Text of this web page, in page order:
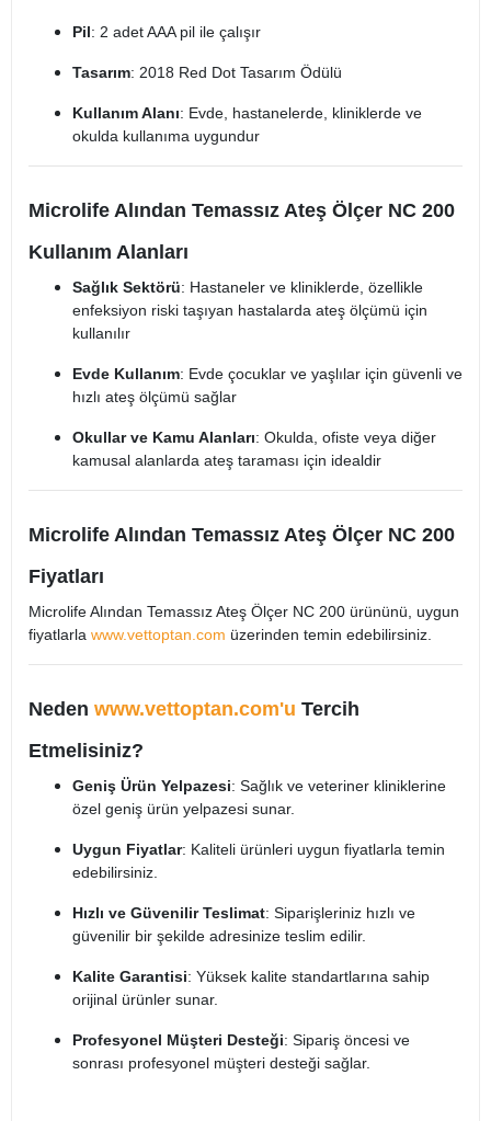
Pil: 2 adet AAA pil ile çalışır
Tasarım: 2018 Red Dot Tasarım Ödülü
Kullanım Alanı: Evde, hastanelerde, kliniklerde ve
okulda kullanıma uygundur
Microlife Alından Temassız Ateş Ölçer NC 200
Kullanım Alanları
Sağlık Sektörü: Hastaneler ve kliniklerde, özellikle
enfeksiyon riski taşıyan hastalarda ateş ölçümü için
kullanılır
Evde Kullanım: Evde çocuklar ve yaşlılar için güvenli ve
hızlı ateş ölçümü sağlar
Okullar ve Kamu Alanları: Okulda, ofiste veya diğer
kamusal alanlarda ateş taraması için idealdir
Microlife Alından Temassız Ateş Ölçer NC 200
Fiyatları
Microlife Alından Temassız Ateş Ölçer NC 200 ürününü, uygun
fiyatlarla www.vettoptan.com üzerinden temin edebilirsiniz.
Neden www.vettoptan.com'u Tercih
Etmelisiniz?
Geniş Ürün Yelpazesi: Sağlık ve veteriner kliniklerine
özel geniş ürün yelpazesi sunar.
Uygun Fiyatlar: Kaliteli ürünleri uygun fiyatlarla temin
edebilirsiniz.
Hızlı ve Güvenilir Teslimat: Siparişleriniz hızlı ve
güvenilir bir şekilde adresinize teslim edilir.
Kalite Garantisi: Yüksek kalite standartlarına sahip
orijinal ürünler sunar.
Profesyonel Müşteri Desteği: Sipariş öncesi ve
sonrası profesyonel müşteri desteği sağlar.